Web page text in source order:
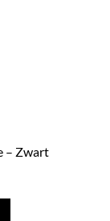
– Zwart